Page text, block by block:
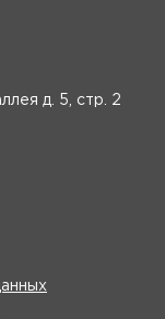
д. 5, стр. 2